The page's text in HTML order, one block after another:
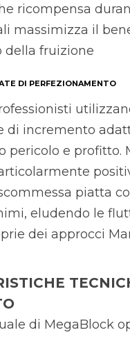
ricompensa
massimizza il
della fruizione
DI PERFEZIONAMENTO
di incremento
pericolo e profitto.
piatta
eludendo le
dei approcci
di MegaBlock